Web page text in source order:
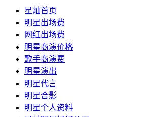
星灿首页
明星出场费
网红出场费
明星商演价格
歌手商演费
明星演出
明星代言
明星合影
明星个人资料